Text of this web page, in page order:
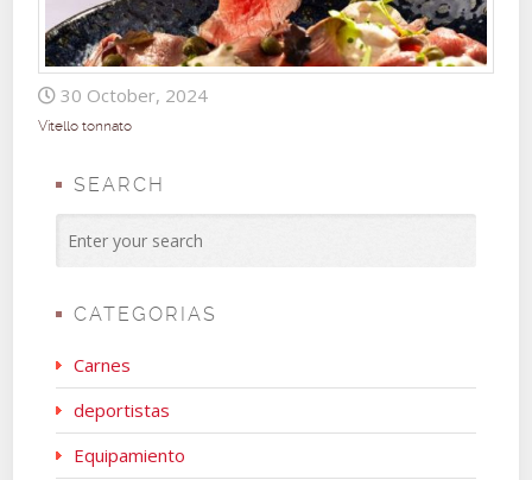
30 October, 2024
Vitello tonnato
SEARCH
CATEGORIAS
Carnes
deportistas
Equipamiento